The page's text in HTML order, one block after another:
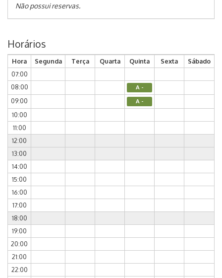
Não possui reservas.
Horários
Hora Segunda Terça Quarta Quinta Sexta
Sábado
07:00
08:00
A -
09:00 A -
10:00
11:00
12:00
13:00
14:00
15:00
16:00
17:00
18:00
19:00
20:00
21:00
22:00